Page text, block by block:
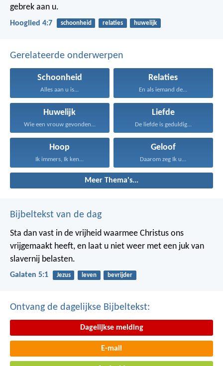
gebrek aan u.
Hooglied 4:7 schoonheid relaties huwelijk
Gerelateerde onderwerpen
Schoonheid
Alles aan u is...
Relaties
En als iemand de...
Huwelijk
Wie een vrouw gevonden...
Liefde
De liefde is geduldig...
Hoop
Ik immers, Ik ken...
Geloof
Daarom zeg Ik u...
Meer Thema's...
Bijbeltekst van de dag
Sta dan vast in de vrijheid waarmee Christus ons
vrijgemaakt heeft, en laat u niet weer met een juk van
slavernij belasten.
Galaten 5:1 Jezus leven bevrijder
Ontvang de dagelijkse Bijbeltekst:
Dagelijkse melding
E-mail